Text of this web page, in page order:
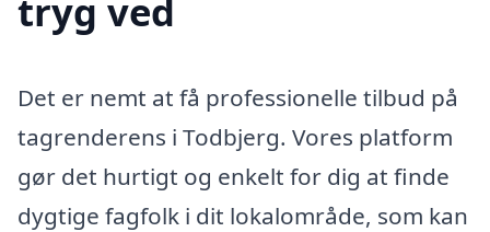
tryg ved
Det er nemt at få professionelle tilbud på
tagrenderens i Todbjerg. Vores platform
gør det hurtigt og enkelt for dig at finde
dygtige fagfolk i dit lokalområde, som kan